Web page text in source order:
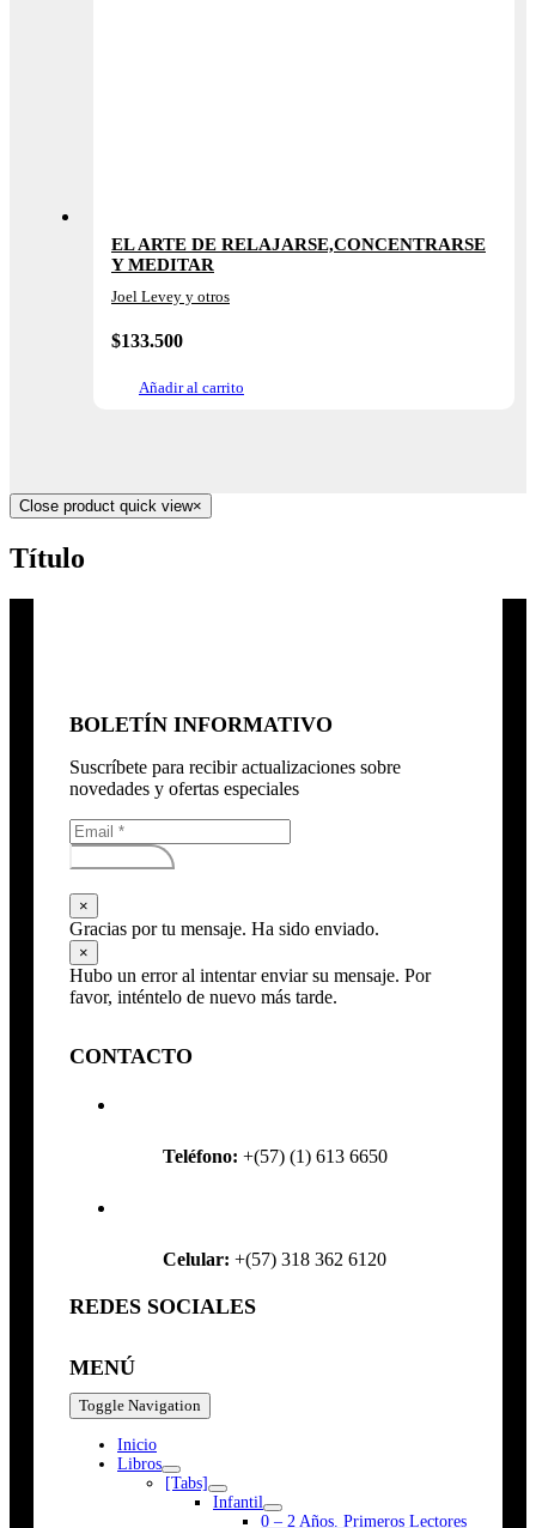
EL ARTE DE RELAJARSE,CONCENTRARSE
Y MEDITAR
Joel Levey y otros
$133.500
Añadir al carrito
Close product quick view×
Título
BOLETÍN INFORMATIVO
Suscríbete para recibir actualizaciones sobre
novedades y ofertas especiales
Subscribirse
×
Gracias por tu mensaje. Ha sido enviado.
×
Hubo un error al intentar enviar su mensaje. Por
favor, inténtelo de nuevo más tarde.
CONTACTO
Teléfono: +(57) (1) 613 6650
Celular: +(57) 318 362 6120
REDES SOCIALES
MENÚ
Toggle Navigation
Inicio
Libros
[Tabs]
Infantil
0 – 2 Años. Primeros Lectores